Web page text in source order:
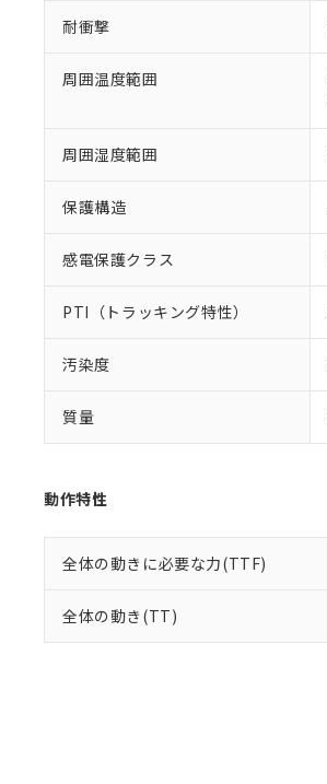
耐衝撃
周囲温度範囲
周囲湿度範囲
保護構造
感電保護クラス
PTI（トラッキング特性）
汚染度
質量
動作特性
全体の動きに必要な力(TTF)
全体の動き(TT)